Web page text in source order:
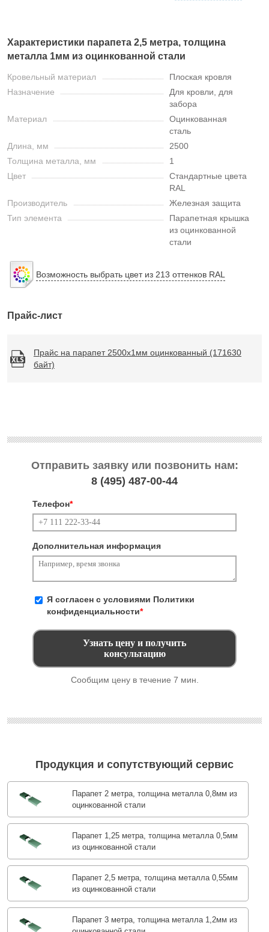
Характеристики парапета 2,5 метра, толщина
металла 1мм из оцинкованной стали
Кровельный материал
Плоская кровля
Назначение
Для кровли, для
забора
Материал
Оцинкованная
сталь
Длина, мм
2500
Толщина металла, мм
1
Цвет
Стандартные цвета
RAL
Производитель
Железная защита
Тип элемента
Парапетная крышка
из оцинкованной
стали
Возможность выбрать цвет из 213 оттенков RAL
Прайс-лист
Прайс на парапет 2500х1мм оцинкованный (171630
байт)
Отправить заявку или позвонить нам:
8 (495) 487-00-44
Телефон*
Дополнительная информация
Я согласен с условиями Политики
конфиденциальности*
Сообщим цену в течение 7 мин.
Продукция и сопутствующий сервис
Парапет 2 метра, толщина металла 0,8мм из
оцинкованной стали
Парапет 1,25 метра, толщина металла 0,5мм
из оцинкованной стали
Парапет 2,5 метра, толщина металла 0,55мм
из оцинкованной стали
Парапет 3 метра, толщина металла 1,2мм из